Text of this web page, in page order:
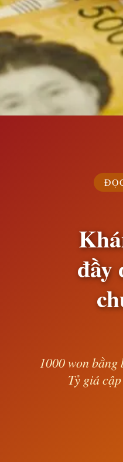
đầy
1000 won
Tỷ giá